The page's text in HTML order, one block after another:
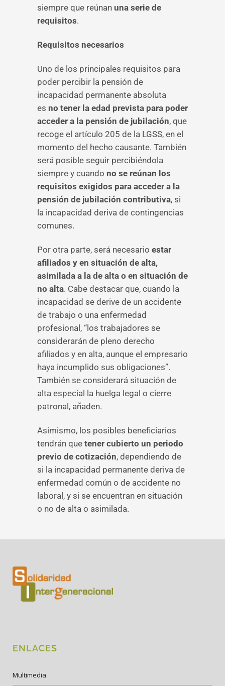
siempre que reúnan una serie de
requisitos.
Requisitos necesarios
Uno de los principales requisitos para
poder percibir la pensión de
incapacidad permanente absoluta
es no tener la edad prevista para poder
acceder a la pensión de jubilación, que
recoge el artículo 205 de la LGSS, en el
momento del hecho causante. También
será posible seguir percibiéndola
siempre y cuando no se reúnan los
requisitos exigidos para acceder a la
pensión de jubilación contributiva, si
la incapacidad deriva de contingencias
comunes.
Por otra parte, será necesario estar
afiliados y en situación de alta,
asimilada a la de alta o en situación de
no alta. Cabe destacar que, cuando la
incapacidad se derive de un accidente
de trabajo o una enfermedad
profesional, “los trabajadores se
considerarán de pleno derecho
afiliados y en alta, aunque el empresario
haya incumplido sus obligaciones”.
También se considerará situación de
alta especial la huelga legal o cierre
patronal, añaden.
Asimismo, los posibles beneficiarios
tendrán que tener cubierto un periodo
previo de cotización, dependiendo de
si la incapacidad permanente deriva de
enfermedad común o de accidente no
laboral, y si se encuentran en situación
o no de alta o asimilada.
ENLACES
Multimedia